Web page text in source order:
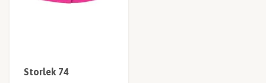
Storlek 74